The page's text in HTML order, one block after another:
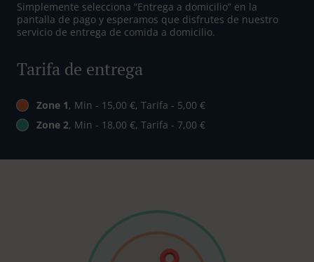
Simplemente selecciona “Entrega a domicilio” en la
pantalla de pago y esperamos que disfrutes de nuestro
servicio de entrega de comida a domicilio.
Tarifa de entrega
Zone 1, Min - 15,00 €, Tarifa - 5,00 €
Zone 2, Min - 18,00 €, Tarifa - 7,00 €